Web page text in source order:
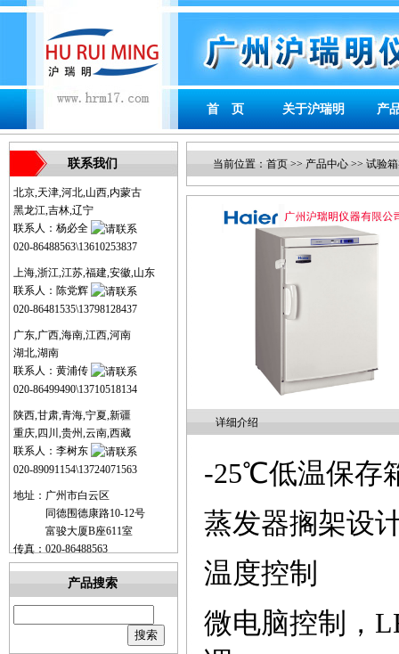
首 页 关于沪瑞明 产
联系我们
北京,天津,河北,山西,内蒙古
黑龙江,吉林,辽宁
联系人：杨必全
020-86488563\13610253837
上海,浙江,江苏,福建,安徽,山东
联系人：陈党辉
020-86481535\13798128437
广东,广西,海南,江西,河南
湖北,湖南
联系人：黄浦传
020-86499490\13710518134
陕西,甘肃,青海,宁夏,新疆
重庆,四川,贵州,云南,西藏
联系人：李树东
020-89091154\13724071563
地址：广州市白云区
同德围德康路10-12号
富骏大厦B座611室
传真：020-86488563
产品搜索
当前位置： 首页 >> 产品中心 >> 试验
详细介绍
-25℃低温保存
蒸发器搁架设
温度控制
微电脑控制，